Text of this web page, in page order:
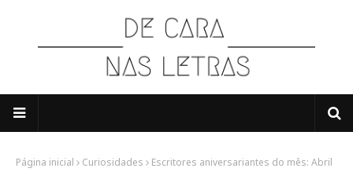
Página inicial Curiosidades Escritores aniversariantes do mês: Abril